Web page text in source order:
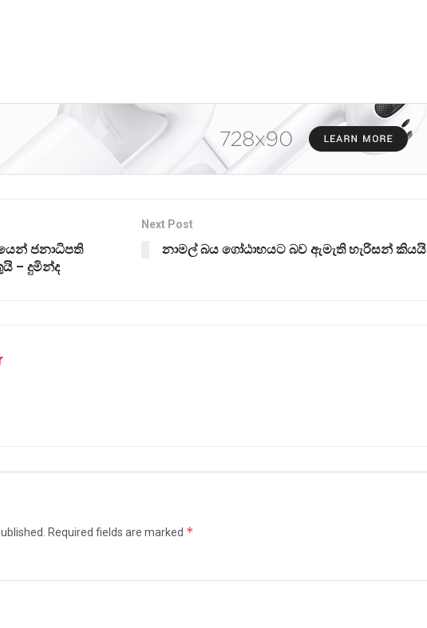
ජනාධිපති
– දුමින්ද
Next Post
නාමල් බය ගෝඨාභයට බව ඇමැති හැරිසන් කියයි
Required fields are marked *